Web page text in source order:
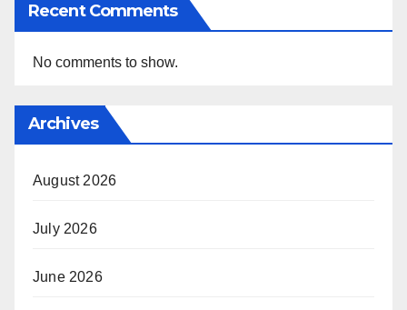
Recent Comments
No comments to show.
Archives
August 2026
July 2026
June 2026